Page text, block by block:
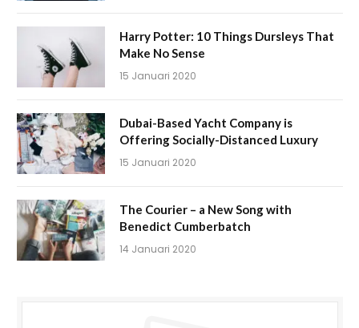
Harry Potter: 10 Things Dursleys That
Make No Sense
15 Januari 2020
Dubai-Based Yacht Company is
Offering Socially-Distanced Luxury
15 Januari 2020
The Courier – a New Song with
Benedict Cumberbatch
14 Januari 2020